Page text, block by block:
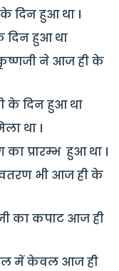
दिन हुआ था ।
दिन हुआ था
कृष्णजी ने आज ही के
के दिन हुआ था
था ।
प्रारम्भ हुआ था ।
भी आज ही के
जी का कपाट आज ही
में केवल आज ही